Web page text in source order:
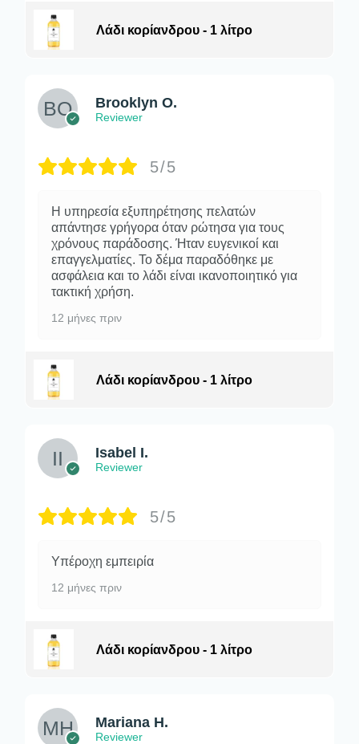
Λάδι κορίανδρου - 1 λίτρο
Brooklyn O.
Reviewer
5/5
Η υπηρεσία εξυπηρέτησης πελατών
απάντησε γρήγορα όταν ρώτησα για τους
χρόνους παράδοσης. Ήταν ευγενικοί και
επαγγελματίες. Το δέμα παραδόθηκε με
ασφάλεια και το λάδι είναι ικανοποιητικό για
τακτική χρήση.
12 μήνες πριν
Λάδι κορίανδρου - 1 λίτρο
Isabel I.
Reviewer
5/5
Υπέροχη εμπειρία
12 μήνες πριν
Λάδι κορίανδρου - 1 λίτρο
Mariana H.
Reviewer